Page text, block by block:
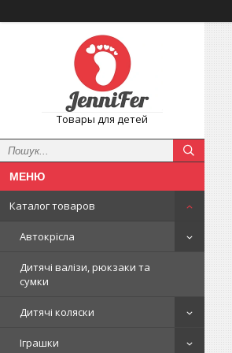
Товары для детей
Каталог товаров
Автокрісла
Дитячі валізи, рюкзаки та
сумки
Дитячі коляски
Іграшки